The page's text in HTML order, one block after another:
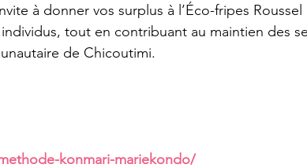
à donner vos surplus à l’Éco-fripes
tout en contribuant au maintien des
de Chicoutimi.
konmari-mariekondo/